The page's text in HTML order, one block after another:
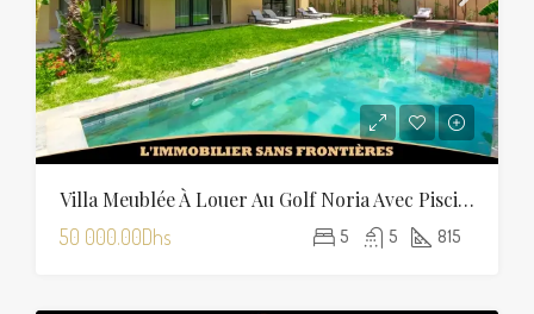
Villa Meublée À Louer Au Golf Noria Avec Piscine Privée
50 000.00Dhs 5 5 815